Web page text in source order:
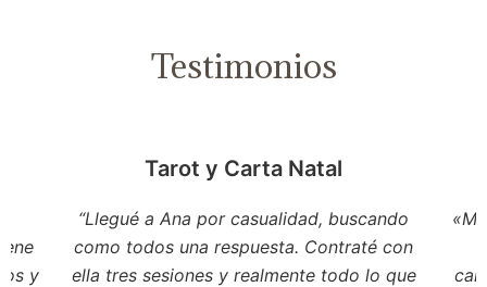
Testimonios
y
Tarot y Carta Natal
“Llegué a Ana por casualidad, buscando
como todos una respuesta. Contraté con
ella tres sesiones y realmente todo lo que